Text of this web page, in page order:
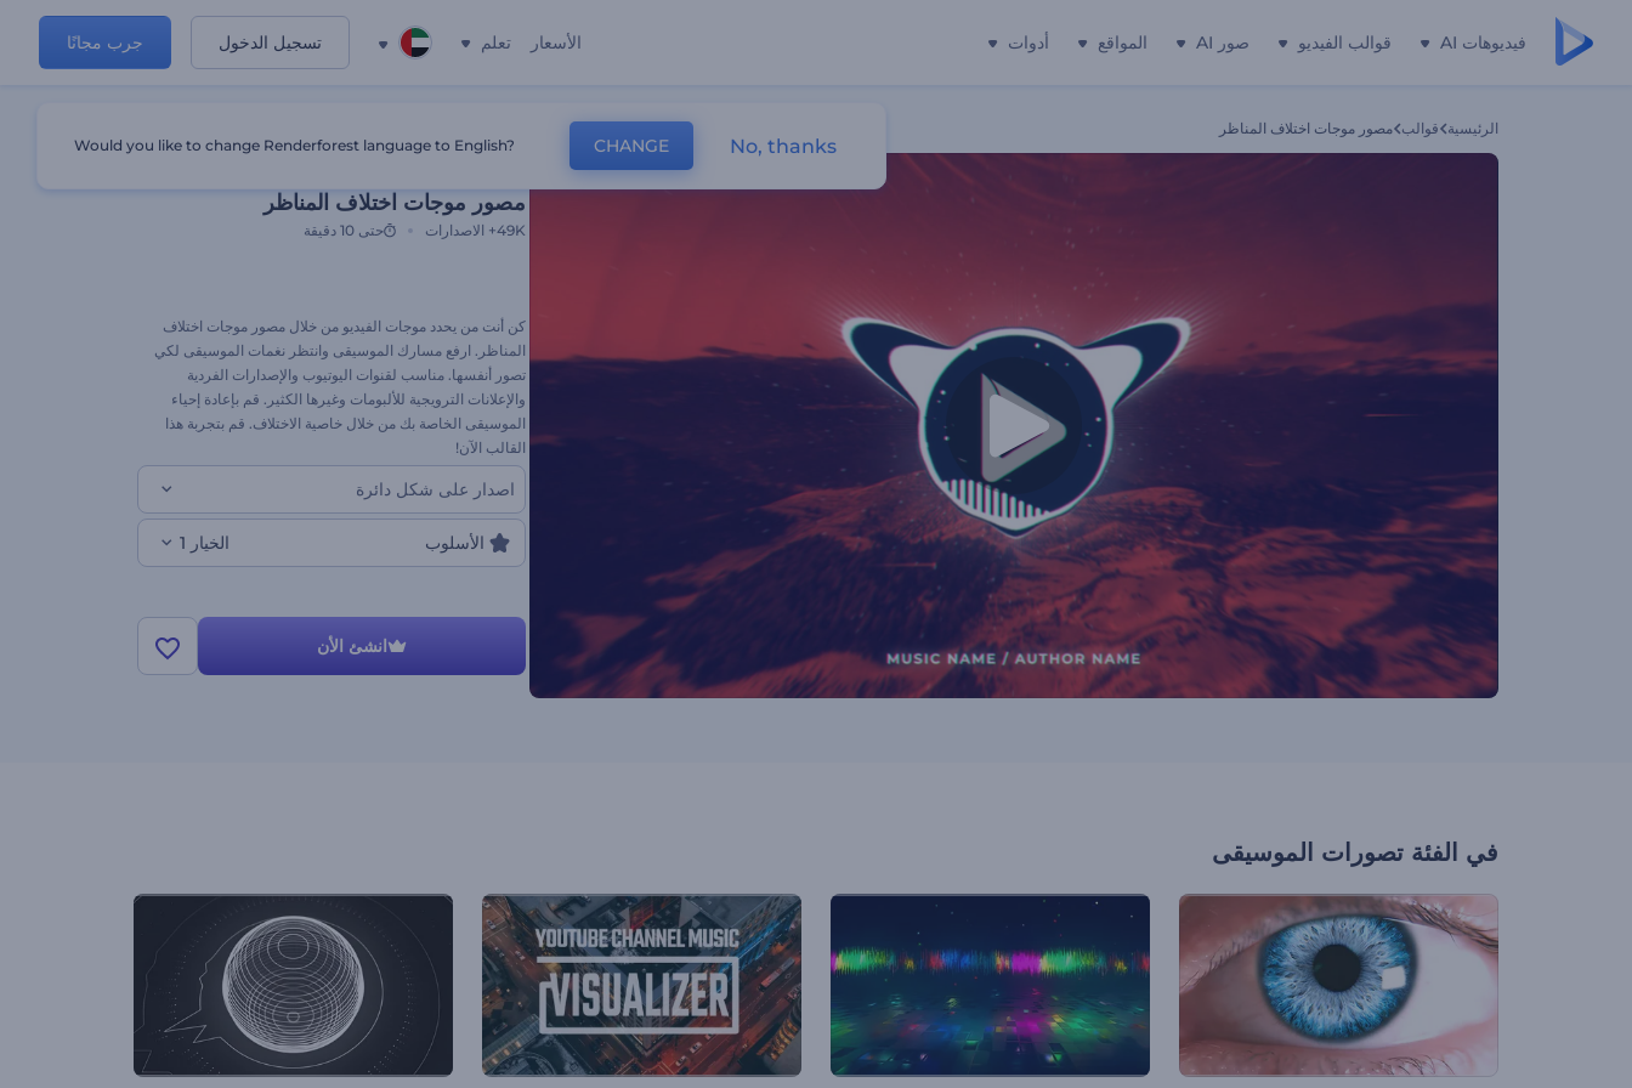
فيديوهات AI قوالب الفيديو صور AI المواقع أدوات الأسعار تعلم تسجيل الدخول جرب مجانًا
الرئيسية قوالب مصور موجات اختلاف المناظر
مصور موجات اختلاف المناظر
49K+ الاصدارات حتى 10 دقيقة
كن أنت من يحدد موجات الفيديو من خلال مصور موجات اختلاف
المناظر. ارفع مسارك الموسيقى وانتظر نغمات الموسيقى لكي
تصور أنفسها. مناسب لقنوات اليوتيوب والإصدارات الفردية
والإعلانات الترويجية للألبومات وغيرها الكثير. قم بإعادة إحياء
الموسيقى الخاصة بك من خلال خاصية الاختلاف. قم بتجربة هذا
القالب الآن!
اصدار على شكل دائرة
الأسلوب الخيار 1
انشئ الأن
في الفئة تصورات الموسيقى
Would you like to change Renderforest language to English? CHANGE No, thanks